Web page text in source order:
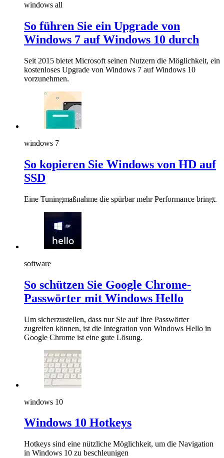
windows all
So führen Sie ein Upgrade von
Windows 7 auf Windows 10 durch
Seit 2015 bietet Microsoft seinen Nutzern die Möglichkeit, ein
kostenloses Upgrade von Windows 7 auf Windows 10
vorzunehmen.
windows 7
So kopieren Sie Windows von HD auf
SSD
Eine Tuningmaßnahme die spürbar mehr Performance bringt.
software
So schützen Sie Google Chrome-
Passwörter mit Windows Hello
Um sicherzustellen, dass nur Sie auf Ihre Passwörter
zugreifen können, ist die Integration von Windows Hello in
Google Chrome ist eine gute Lösung.
windows 10
Windows 10 Hotkeys
Hotkeys sind eine nützliche Möglichkeit, um die Navigation
in Windows 10 zu beschleunigen